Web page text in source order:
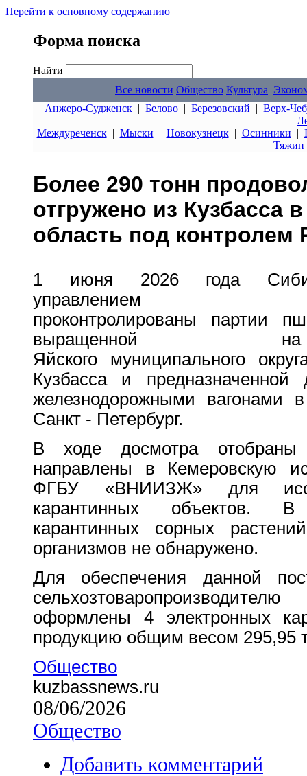
Перейти к основному содержанию
Форма поиска
Найти
Все новости Общество Культура
Анжеро-Судженск | Белово | Березовский | Верх-
Междуреченск| Мыски | Новокузнецк| Осинники |
Тяжин
Более 290 тонн
отгружено из Кузбасса
область под контролем
1 июня 2026 года
управлением
проконтролированы партии
выращенной
Яйского муниципального
Кузбасса и
железнодорожными вагонами
Санкт - Петербург.
В ходе досмотра
направлены в Кемеровскую
ФГБУ «ВНИИЗЖ» для
карантинных объектов. В
карантинных сорных
организмов не обнаружено.
Для обеспечения данной
оформлены 4 электронных
продукцию общим весом 295,95
Общество
kuzbassnews.ru
08/06/2026
Общество
Добавить комментарий